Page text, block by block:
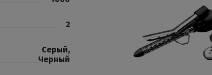
2
Серый,
Черный